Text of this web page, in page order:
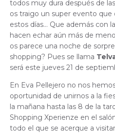
todos muy dura después de
os traigo un super evento que
estos días… Que además con
hacen echar aún más de
os parece una noche de
shopping? Pues se llama
será este jueves 21 de
En Eva Pellejero no nos
oportunidad de unirnos a la
la mañana hasta las 8 de la
Shopping Xperienze en el
todo el que se acerque a